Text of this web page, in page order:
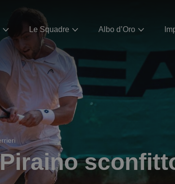
Le Squadre Albo d’Oro